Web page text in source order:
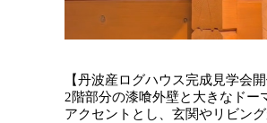
【丹波産ログハウス完成見学会開
2階部分の漆喰外壁と大きなドー
アクセントとし、玄関やリビン